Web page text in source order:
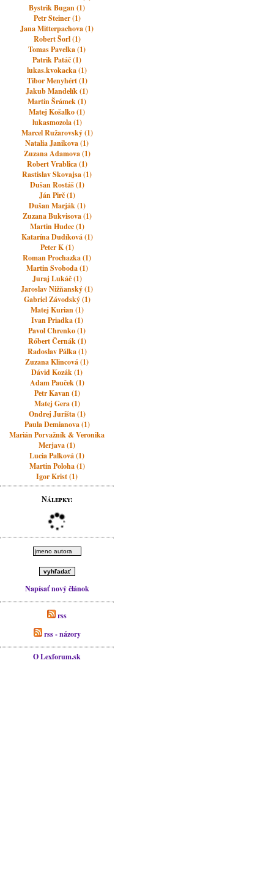
Bystrik Bugan (1)
Petr Steiner (1)
Jana Mitterpachova (1)
Robert Šorl (1)
Tomas Pavelka (1)
Patrik Patáč (1)
lukas.kvokacka (1)
Tibor Menyhért (1)
Jakub Mandelík (1)
Martin Šrámek (1)
Matej Košalko (1)
lukasmozola (1)
Marcel Ružarovský (1)
Natalia Janikova (1)
Zuzana Adamova (1)
Robert Vrablica (1)
Rastislav Skovajsa (1)
Dušan Rostáš (1)
Ján Pirč (1)
Dušan Marják (1)
Zuzana Bukvisova (1)
Martin Hudec (1)
Katarína Dudíková (1)
Peter K (1)
Roman Prochazka (1)
Martin Svoboda (1)
Juraj Lukáč (1)
Jaroslav Nižňanský (1)
Gabriel Závodský (1)
Matej Kurian (1)
Ivan Priadka (1)
Pavol Chrenko (1)
Róbert Černák (1)
Radoslav Pálka (1)
Zuzana Klincová (1)
Dávid Kozák (1)
Adam Pauček (1)
Petr Kavan (1)
Matej Gera (1)
Ondrej Jurišta (1)
Paula Demianova (1)
Marián Porvažník & Veronika
Merjava (1)
Lucia Palková (1)
Martin Poloha (1)
Igor Krist (1)
Nálepky:
Napísať nový článok
rss
rss - názory
O Lexforum.sk